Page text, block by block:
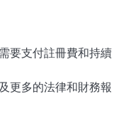
要支付註冊費和持續
更多的法律和財務報